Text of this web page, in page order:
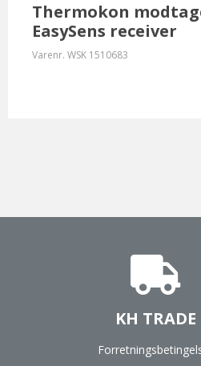
Thermokon
EasySens receiver
Varenr. WSK 1510683
KH TRADE